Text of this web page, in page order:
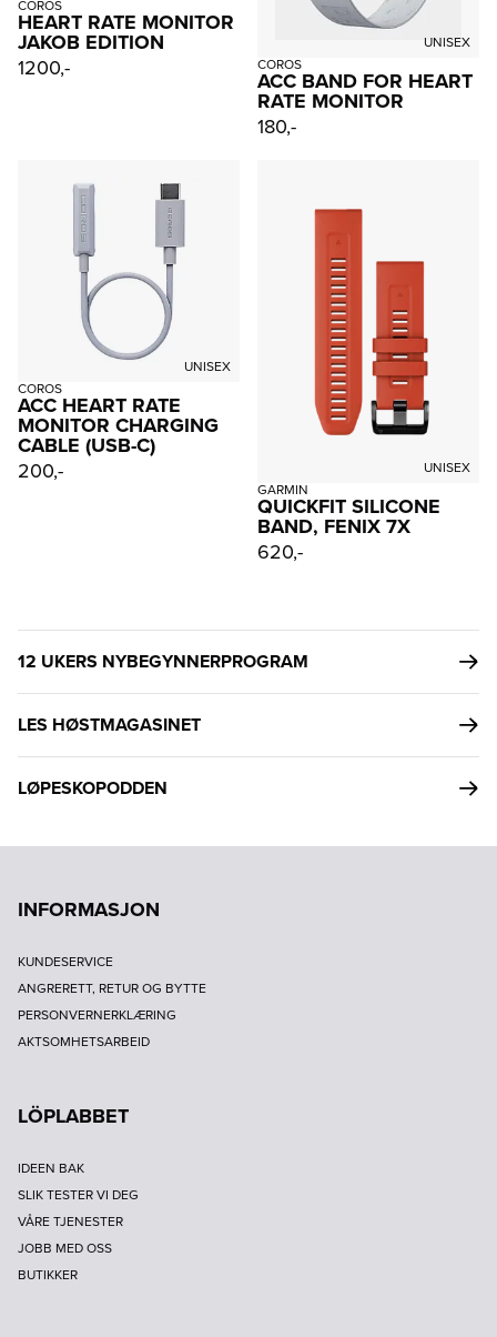
COROS
HEART RATE MONITOR
JAKOB EDITION
1200,-
UNISEX
COROS
ACC BAND FOR HEART
RATE MONITOR
180,-
UNISEX
COROS
ACC HEART RATE
MONITOR CHARGING
CABLE (USB-C)
200,-
UNISEX
GARMIN
QUICKFIT SILICONE
BAND, FENIX 7X
620,-
12 UKERS NYBEGYNNERPROGRAM
LES HØSTMAGASINET
LØPESKOPODDEN
INFORMASJON
KUNDESERVICE
ANGRERETT, RETUR OG BYTTE
PERSONVERNERKLÆRING
AKTSOMHETSARBEID
LÖPLABBET
IDEEN BAK
SLIK TESTER VI DEG
VÅRE TJENESTER
JOBB MED OSS
BUTIKKER